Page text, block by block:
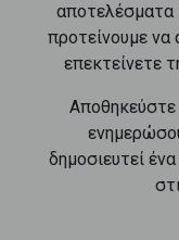
αποτελέσματα
προτείνουμε να
επεκτείνετε
Αποθηκεύστε
δημοσιευτεί